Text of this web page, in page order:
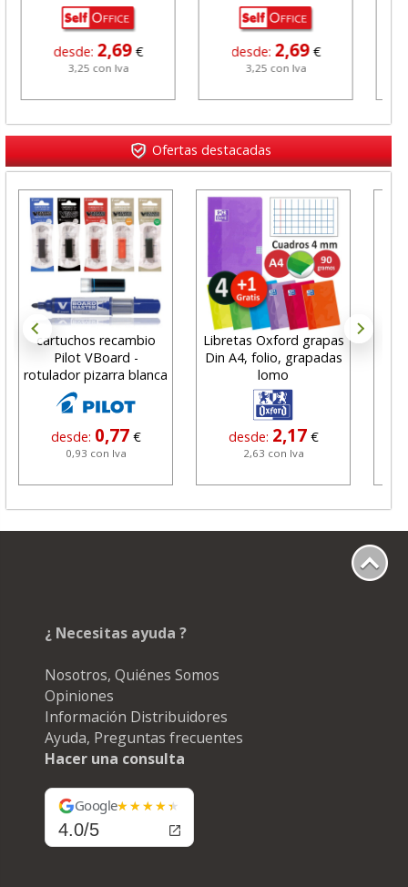
desde: 2,69 €
3,25 con Iva
desde: 2,69 €
3,25 con Iva
Ofertas destacadas
cartuchos recambio
Pilot VBoard -
rotulador pizarra blanca
desde: 0,77 €
0,93 con Iva
Libretas Oxford grapas
Din A4, folio, grapadas
lomo
desde: 2,17 €
2,63 con Iva
¿ Necesitas ayuda ?
Nosotros, Quiénes Somos
Opiniones
Información Distribuidores
Ayuda, Preguntas frecuentes
Hacer una consulta
Google
4.0/5